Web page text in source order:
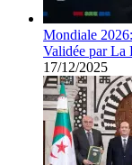
Mondiale
Validée par La
17/12/2025